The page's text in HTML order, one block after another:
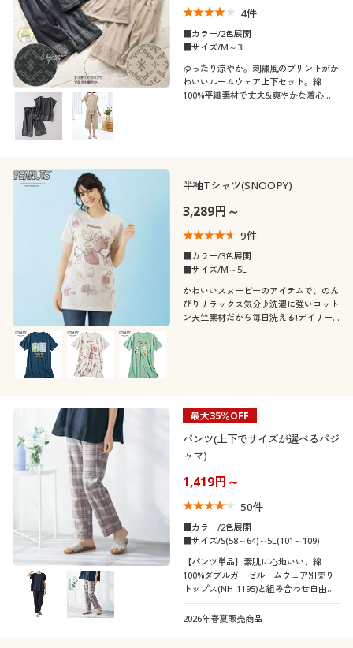
4件
■カラー/2色展開
■サイズ/M～3L
ゆったり涼やか。刺繍風のプリントがか
わいいルームウェア上下セット。綿
100%平織素材で丈夫&爽やかな着心
半袖Tシャツ(SNOOPY)
3,289円～
9件
■カラー/3色展開
■サイズ/M～5L
かわいいスヌーピーのアイテムで、のん
びりリラックス気分♪洗濯に強いコット
ン天竺素材だから毎日洗える!デイリー
最大35％OFF
パンツ(上下でサイズが選べるパジ
ャマ)
1,419円～
50件
■カラー/2色展開
■サイズ/S(58～64)～5L(101～109)
【パンツ単品】素肌に心地いい、綿
100%ダブルガーゼルームウェア別売り
トップス(NH-1195)と組み合わせ自由♪
体型に合わせて、上下別々のサイズを選
びたい!洗い替え用にパンツだけ2枚欲し
2026年春夏販売商品